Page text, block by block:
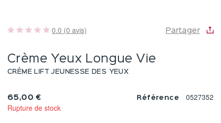
0.0 (0 avis) Partager
Crème Yeux Longue Vie
CRÈME LIFT JEUNESSE DES YEUX
65,00 €
Rupture de stock
Référence 0527352